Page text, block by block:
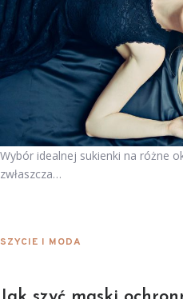
Wybór idealnej sukienki na różne
zwłaszcza…
SZYCIE I MODA